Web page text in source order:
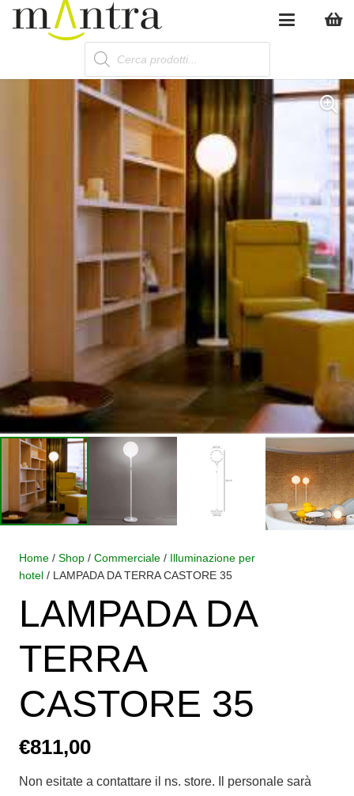
Products
search
Home / Shop / Commerciale / Illuminazione per
hotel / LAMPADA DA TERRA CASTORE 35
LAMPADA DA
TERRA
CASTORE 35
€811,00
Non esitate a contattare il ns. store. Il personale sarà